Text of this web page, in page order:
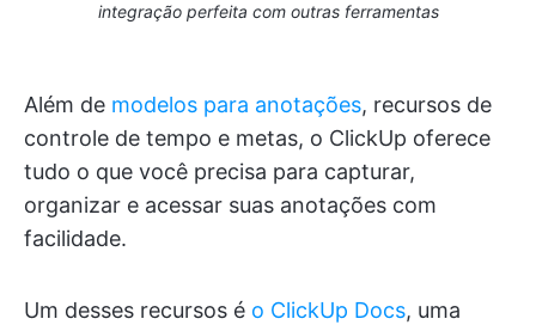
integração perfeita com outras ferramentas
Além de modelos para anotações, recursos de
controle de tempo e metas, o ClickUp oferece
tudo o que você precisa para capturar,
organizar e acessar suas anotações com
facilidade.
Um desses recursos é o ClickUp Docs, uma